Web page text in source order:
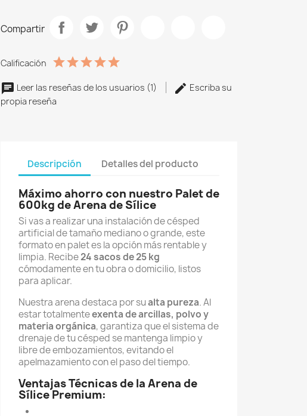
Compartir
Calificación
Leer las reseñas de los usuarios (1)
Escriba su
propia reseña
Descripción Detalles del producto
Máximo ahorro con nuestro Palet de
600kg de Arena de Sílice
Si vas a realizar una instalación de césped
artificial de tamaño mediano o grande, este
formato en palet es la opción más rentable y
limpia. Recibe24 sacos de 25 kg
cómodamente en tu obra o domicilio, listos
para aplicar.
Nuestra arena destaca por sualta pureza. Al
estar totalmenteexenta de arcillas, polvo y
materia orgánica, garantiza que el sistema de
drenaje de tu césped se mantenga limpio y
libre de embozamientos, evitando el
apelmazamiento con el paso del tiempo.
Ventajas Técnicas de la Arena de
Sílice Premium: